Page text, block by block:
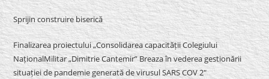
Sprijin construire biserică
Finalizarea proiectului „Consolidarea capacității Colegiului
NaționalMilitar „Dimitrie Cantemir” Breaza în vederea gestionării
situației de pandemie generată de virusul SARS COV 2″